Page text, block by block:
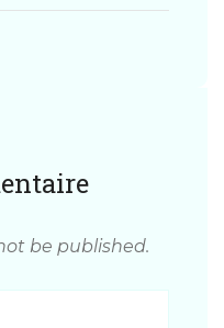
be published.